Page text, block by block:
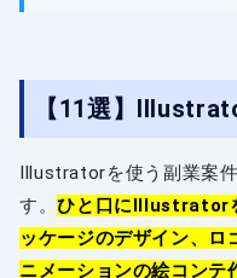
【11選】
Illustratorを使う副業案
す。ひと口にIllustrator
ッケージのデザイン、ロ
ニメーションの絵コンテ